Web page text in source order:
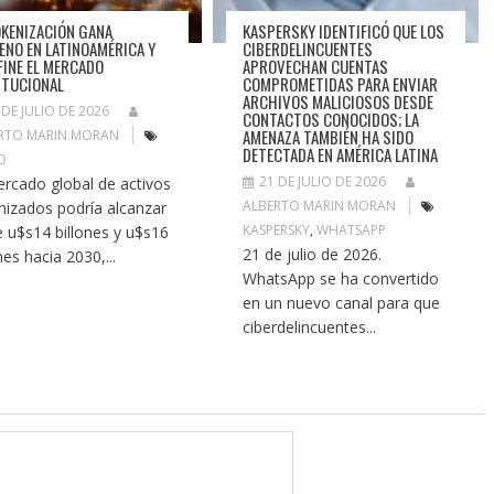
GANA
EN LATINOAMÉRICA Y
EL MERCADO
JULIO DE 2026
MARIN MORAN
global de activos
podría alcanzar
u$s14 billones y u$s16
hacia 2030,...
KASPERSKY IDENTIFICÓ QUE LOS
CIBERDELINCUENTES
APROVECHAN CUENTAS
COMPROMETIDAS PARA ENVIAR
ARCHIVOS MALICIOSOS DESDE
CONTACTOS CONOCIDOS; LA
AMENAZA TAMBIÉN HA SIDO
DETECTADA EN AMÉRICA LATINA
21 DE JULIO DE 2026
ALBERTO MARIN MORAN
KASPERSKY,WHATSAPP
21 de julio de 2026.
WhatsApp se ha convertido
en un nuevo canal para que
ciberdelincuentes...